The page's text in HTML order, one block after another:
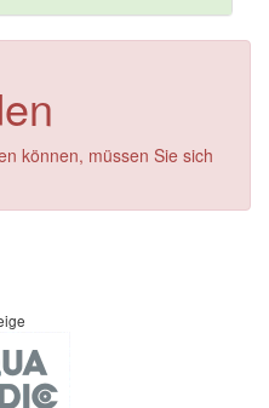
können, müssen Sie sich